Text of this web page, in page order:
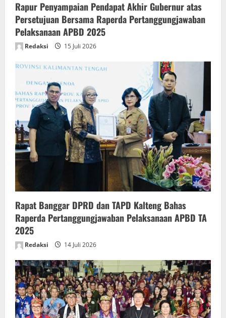
Rapur Penyampaian Pendapat Akhir Gubernur atas
Persetujuan Bersama Raperda Pertanggungjawaban
Pelaksanaan APBD 2025
Redaksi 15 Juli 2026
Rapat Banggar DPRD dan TAPD Kalteng Bahas
Raperda Pertanggungjawaban Pelaksanaan APBD TA
2025
Redaksi 14 Juli 2026